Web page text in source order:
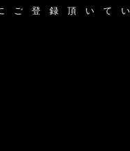
ご 登 録 頂 い て